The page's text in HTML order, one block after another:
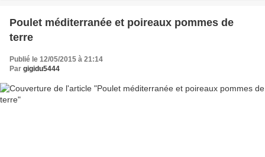
Poulet méditerranée et poireaux pommes de
terre
Publié le 12/05/2015 à 21:14
Par gigidu5444